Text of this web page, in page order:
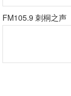
FM105.9 刺桐之声